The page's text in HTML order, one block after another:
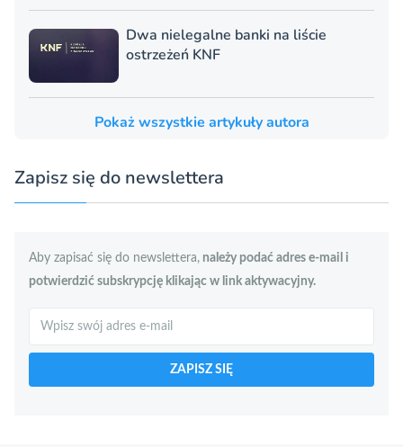
Dwa nielegalne banki na liście
ostrzeżeń KNF
Pokaż wszystkie artykuły autora
Zapisz się do newslettera
Aby zapisać się do newslettera, należy podać adres e-mail i
potwierdzić subskrypcję klikając w link aktywacyjny.
ZAPISZ SIĘ